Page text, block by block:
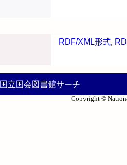
RDF/XML形式,
国立国会図書館サーチ
Copyright ©